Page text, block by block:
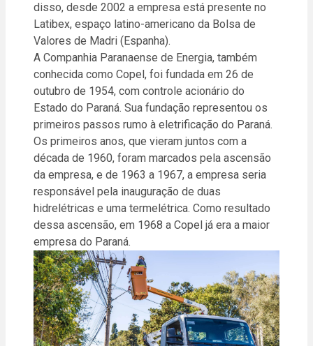
disso, desde 2002 a empresa está presente no
Latibex, espaço latino-americano da Bolsa de
Valores de Madri (Espanha).
A Companhia Paranaense de Energia, também
conhecida como Copel, foi fundada em 26 de
outubro de 1954, com controle acionário do
Estado do Paraná. Sua fundação representou os
primeiros passos rumo à eletrificação do Paraná.
Os primeiros anos, que vieram juntos com a
década de 1960, foram marcados pela ascensão
da empresa, e de 1963 a 1967, a empresa seria
responsável pela inauguração de duas
hidrelétricas e uma termelétrica. Como resultado
dessa ascensão, em 1968 a Copel já era a maior
empresa do Paraná.